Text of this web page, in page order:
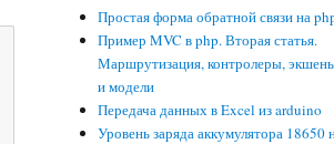
Простая форма обратной связи на
Пример MVC в php. Вторая статья.
Маршрутизация, контролеры,
и модели
Передача данных в Excel из arduino
Уровень заряда аккумулятора 18650